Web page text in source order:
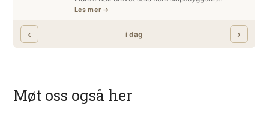
Møt oss også her